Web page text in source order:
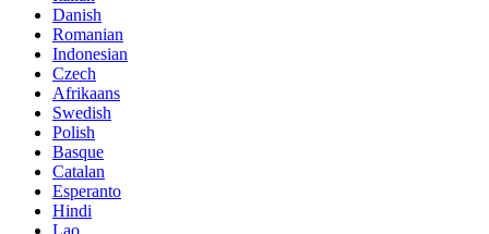
Danish
Romanian
Indonesian
Czech
Afrikaans
Swedish
Polish
Basque
Catalan
Esperanto
Hindi
Lao